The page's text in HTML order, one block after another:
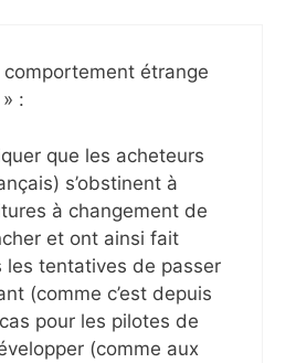
comportement étrange
:
que les acheteurs
s’obstinent à
à changement de
et ont ainsi fait
les tentatives de passer
(comme c’est depuis
pour les pilotes de
(comme aux